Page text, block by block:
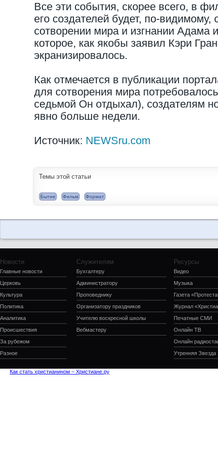
Все эти события, скорее всего, в
его создателей будет, по-видимому,
сотворении мира и изгнании Адама
которое, как якобы заявил Кэри
экранизировалось.
Как отмечается в публикации
для сотворения мира
седьмой Он отдыхал), создателям
явно больше недели.
Источник: NEWSru.com
Темы этой статьи
Бытие Фильм Формат
Новости
Главные новости
Церковь
Культура
Политика
Аналитика
Происшествия
За рубежом
Разное
Служителям
Бухгалтеру
Администратору
Проповеднику
Организатору праздников
Учителю воскресной школы
Вебмастеру
Ресурсы
Видео
Музыка
Газета
Журнал
Печатные СМИ
Онлайн ТВ
Онлайн
Утренняя Звезда
Как стать христианином – Христиане.ру